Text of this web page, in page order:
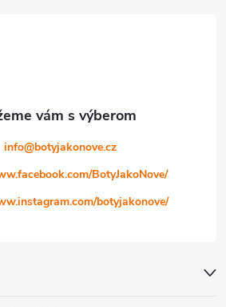
info@botyjakonove.cz
BotyJakoNove/
botyjakonove/